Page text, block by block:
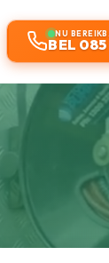
NU
BEL